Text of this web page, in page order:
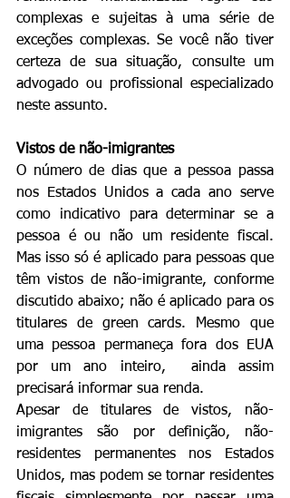
complexas e sujeitas à uma série de
exceções complexas. Se você não tiver
certeza de sua situação, consulte um
advogado ou profissional especializado
neste assunto.
Vistos de não-imigrantes
O número de dias que a pessoa passa
nos Estados Unidos a cada ano serve
como indicativo para determinar se a
pessoa é ou não um residente fiscal.
Mas isso só é aplicado para pessoas que
têm vistos de não-imigrante, conforme
discutido abaixo; não é aplicado para os
titulares de green cards. Mesmo que
uma pessoa permaneça fora dos EUA
por um ano inteiro,  ainda assim
precisará informar sua renda.
Apesar de titulares de vistos, não-
imigrantes são por definição, não-
residentes permanentes nos Estados
Unidos, mas podem se tornar residentes